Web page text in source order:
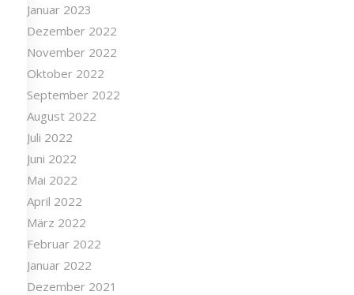
Januar 2023
Dezember 2022
November 2022
Oktober 2022
September 2022
August 2022
Juli 2022
Juni 2022
Mai 2022
April 2022
März 2022
Februar 2022
Januar 2022
Dezember 2021